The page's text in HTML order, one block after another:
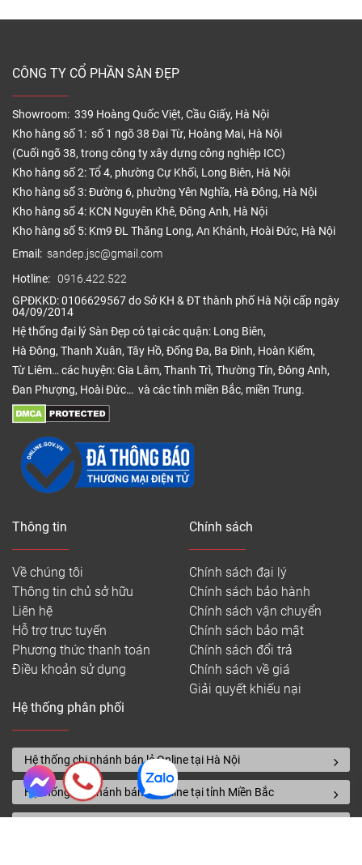
CÔNG TY CỔ PHẦN SÀN ĐẸP
Showroom: 339 Hoàng Quốc Việt, Cầu Giấy, Hà Nội
Kho hàng số 1: số 1 ngõ 38 Đại Từ, Hoàng Mai, Hà Nội
(Cuối ngõ 38, trong công ty xây dựng công nghiệp ICC)
Kho hàng số 2: Tổ 4, phường Cự Khối, Long Biên, Hà Nội
Kho hàng số 3: Đường 6, phường Yên Nghĩa, Hà Đông, Hà Nội
Kho hàng số 4: KCN Nguyên Khê, Đông Anh, Hà Nội
Kho hàng số 5: Km9 ĐL Thăng Long, An Khánh, Hoài Đức, Hà Nội
Email: sandep.jsc@gmail.com
Hotline: 0916.422.522
GPĐKKD: 0106629567 do Sở KH & ĐT thành phố Hà Nội cấp ngày
04/09/2014
Hệ thống đại lý Sàn Đẹp có tại các quận: Long Biên,
Hà Đông, Thanh Xuân, Tây Hồ, Đống Đa, Ba Đình, Hoàn Kiếm,
Từ Liêm… các huyện: Gia Lâm, Thanh Trì, Thường Tín, Đông Anh,
Đan Phượng, Hoài Đức… và các tỉnh miền Bắc, miền Trung.
Thông tin
Về chúng tôi
Thông tin chủ sở hữu
Liên hệ
Hỗ trợ trực tuyến
Phương thức thanh toán
Điều khoản sử dụng
Chính sách
Chính sách đại lý
Chính sách bảo hành
Chính sách vận chuyển
Chính sách bảo mật
Chính sách đổi trả
Chính sách về giá
Giải quyết khiếu nại
Hệ thống phân phối
Hệ thống chi nhánh bán lẻ Online tại Hà Nội
Hệ thống chi nhánh bán lẻ Online tại tỉnh Miền Bắc